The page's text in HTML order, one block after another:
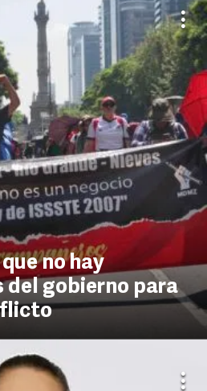
no hay
del gobierno para